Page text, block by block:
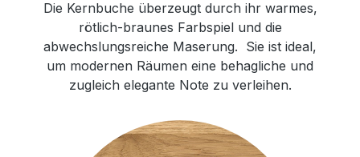
Die Kernbuche überzeugt durch ihr warmes,
rötlich-braunes Farbspiel und die
abwechslungsreiche Maserung. Sie ist ideal,
um modernen Räumen eine behagliche und
zugleich elegante Note zu verleihen.